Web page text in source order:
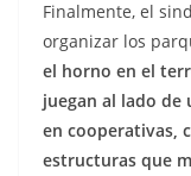
Finalmente, el
organizar los
el horno en el
juegan al lado de
en cooperativas,
estructuras que